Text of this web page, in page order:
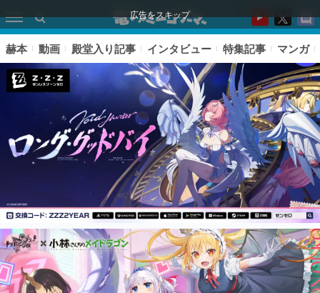
広告をスキップ
ピックアップ
電ファミのいま読まれている記事ランキング
赫本 動画 殿堂入り記事 インタビュー 特集記事 マンガ